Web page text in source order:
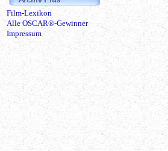
Film-Lexikon
Alle OSCAR®-Gewinner
Impressum